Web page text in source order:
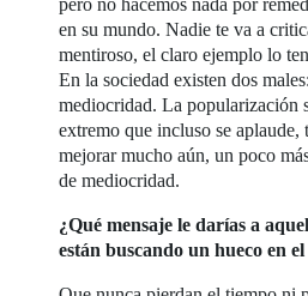
pero no hacemos nada por
en su mundo. Nadie te va a
mentiroso, el claro ejemplo lo
En la sociedad existen dos
mediocridad. La popularización
extremo que incluso se aplaude,
mejorar mucho aún, un poco
de mediocridad.
¿Qué mensaje le darías a
están buscando un hueco en